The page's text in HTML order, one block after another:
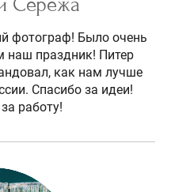
фотограф! Было очень
наш праздник! Питер
как нам лучше
Спасибо за идеи!
работу!